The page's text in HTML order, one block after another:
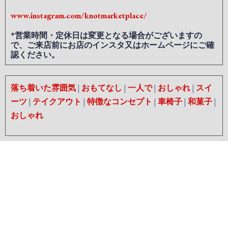
www.instagram.com/knotmarketplace/
*営業時間・定休日は変更となる場合がございますの
で、ご来店前にお店のインスタ又はホームページにご確
認ください。
落ち着いた雰囲気| おもてなし | 一人で| おしゃれ| スイ
ーツ | テイクアウト | 特徴なコンセプト | 車椅子| 和菓子|
おしゃれ